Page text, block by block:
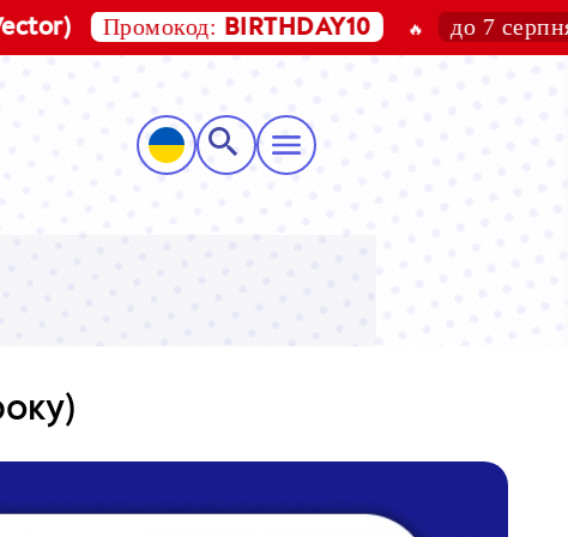
Промокод:BIRTHDAY10 🔥 до 7 серпня 2026